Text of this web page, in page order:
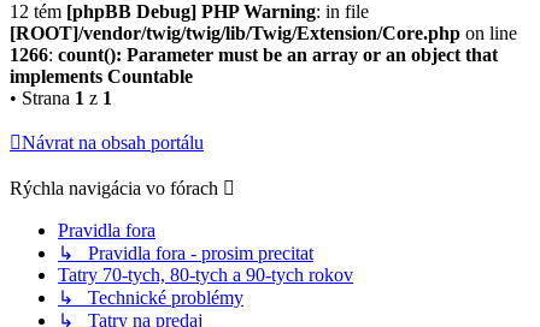
12 tém [phpBB Debug] PHP Warning: in file
[ROOT]/vendor/twig/twig/lib/Twig/Extension/Core.php on line
1266: count(): Parameter must be an array or an object that
implements Countable
• Strana 1 z 1
Návrat na obsah portálu
Rýchla navigácia vo fórach
Pravidla fora
↳ Pravidla fora - prosim precitat
Tatry 70-tych, 80-tych a 90-tych rokov
↳ Technické problémy
↳ Tatry na predaj